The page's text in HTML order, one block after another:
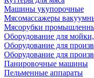
Машины укупорочные
Мясомассажеры
Мясорубки
Оборудование для
Оборудование для
Оборудование для
Панировочные машины
Пельменные аппараты